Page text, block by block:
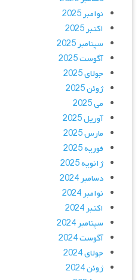
نوامبر 2025
اکتبر 2025
سپتامبر 2025
آگوست 2025
جولای 2025
ژوئن 2025
می 2025
آوریل 2025
مارس 2025
فوریه 2025
ژانویه 2025
دسامبر 2024
نوامبر 2024
اکتبر 2024
سپتامبر 2024
آگوست 2024
جولای 2024
ژوئن 2024